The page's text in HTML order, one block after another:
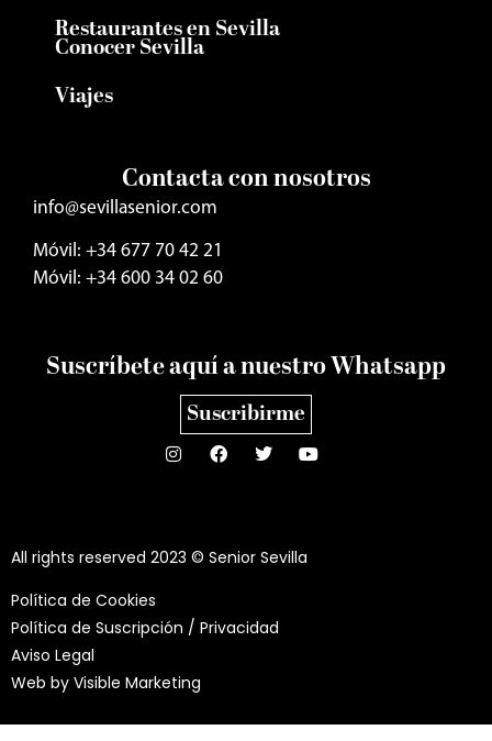
Restaurantes en Sevilla
Conocer Sevilla
Viajes
Contacta con nosotros
info@sevillasenior.com
Móvil: +34 677 70 42 21
Móvil: +34 600 34 02 60
Suscríbete aquí a nuestro Whatsapp
Suscribirme
All rights reserved 2023 © Senior Sevilla
Política de Cookies
Política de Suscripción / Privacidad
Aviso Legal
Web by Visible Marketing